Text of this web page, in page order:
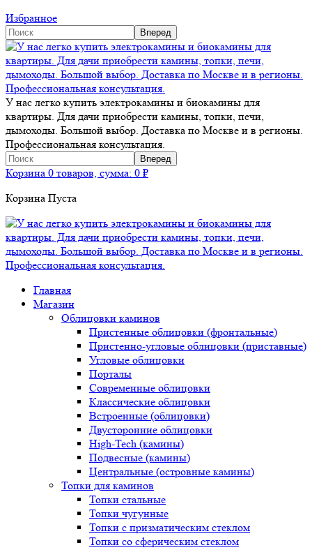
Избранное
У нас легко купить электрокамины и биокамины для
квартиры. Для дачи приобрести камины, топки, печи,
дымоходы. Большой выбор. Доставка по Москве и в регионы.
Профессиональная консультация.
Корзина 0 товаров, сумма: 0 ₽
Корзина Пуста
Главная
Магазин
Облицовки каминов
Пристенные облицовки (фронтальные)
Пристенно-угловые облицовки (приставные)
Угловые облицовки
Порталы
Современные облицовки
Классические облицовки
Встроенные (облицовки)
Двусторонние облицовки
High-Tech (камины)
Подвесные (камины)
Центральные (островные камины)
Топки для каминов
Топки стальные
Топки чугунные
Топки с призматическим стеклом
Топки со сферическим стеклом